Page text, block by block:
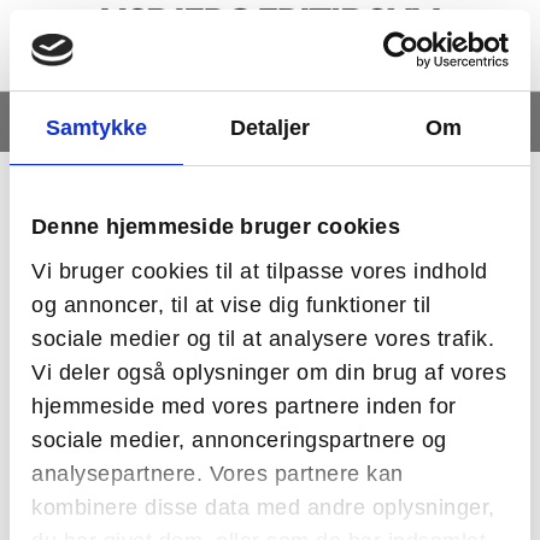
Samtykke Detaljer Om
Denne hjemmeside bruger cookies
Vi bruger cookies til at tilpasse vores indhold
og annoncer, til at vise dig funktioner til
sociale medier og til at analysere vores trafik.
Vi deler også oplysninger om din brug af vores
hjemmeside med vores partnere inden for
sociale medier, annonceringspartnere og
analysepartnere. Vores partnere kan
kombinere disse data med andre oplysninger,
Menu
Identifikation Tilmelding Opsummering
BetalingBekræftelse
Identifikation af betaler
Allerførst skal vi bede om lidt information, så vi kan